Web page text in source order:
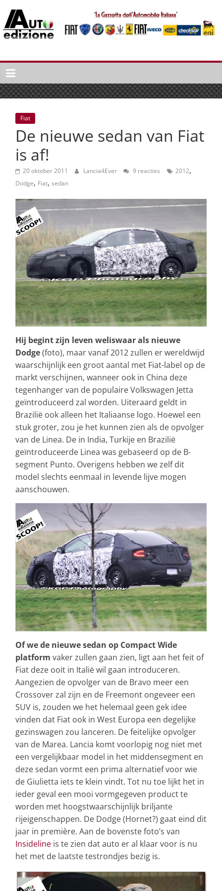
naar
inhoud
Auto
Edizione
La
Gazetta
dell'Automobile
Italiana
Italiaans
autonieuws
lifestyle
Fiat
De nieuwe sedan van Fiat
is af!
20 oktober 2011 Lancia4Ever 9 reacties 2012,
Dodge, Fiat, sedan
Hij begint zijn leven weliswaar als nieuwe
Dodge(foto), maar vanaf 2012 zullen er wereldwijd
waarschijnlijk een groot aantal met Fiat-label op de
markt verschijnen, wanneer ook in China deze
tegenhanger van de populaire Volkswagen Jetta
geïntroduceerd zal worden. Uiteraard geldt in
Brazilië ook alleen het Italiaanse logo. Hoewel een
stuk groter, zou je het kunnen zien als de opvolger
van de Linea. De in India, Turkije en Brazilië
geïntroduceerde Linea was gebaseerd op de B-
segment Punto. Overigens hebben we zelf dit
model slechts eenmaal in levende lijve mogen
aanschouwen.
Of we de nieuwe sedan op Compact Wide
platform vaker zullen gaan zien, ligt aan het feit of
Fiat deze ooit in Italië wil gaan introduceren.
Aangezien de opvolger van de Bravo meer een
Crossover zal zijn en de Freemont ongeveer een
SUV is, zouden we het helemaal geen gek idee
vinden dat Fiat ook in West Europa een degelijke
gezinswagen zou lanceren. De feitelijke opvolger
van de Marea. Lancia komt voorlopig nog niet met
een vergelijkbaar model in het middensegment en
deze sedan vormt een prima alternatief voor wie
de Giulietta iets te klein vindt. Tot nu toe lijkt het in
ieder geval een mooi vormgegeven product te
worden met hoogstwaarschijnlijk briljante
rijeigenschappen. De Dodge (Hornet?) gaat eind dit
jaar in première. Aan de bovenste foto’s van
Insideline is te zien dat auto er al klaar voor is nu
het met de laatste testrondjes bezig is.